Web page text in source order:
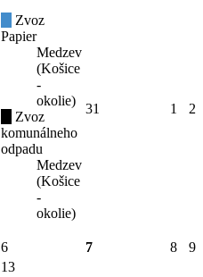
Zvoz
Papier
Medzev
(Košice
-
okolie)
Zvoz
komunálneho
odpadu
Medzev
(Košice
-
okolie)
31 1 2
6 7 8 9
13